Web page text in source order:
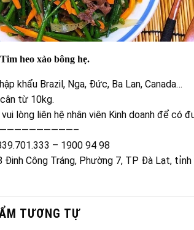
heo xào bông hẹ.
khẩu Brazil, Nga, Đức, Ba Lan, Canada…
từ 10kg.
lòng liên hệ nhân viên Kinh doanh để có
– 1900 94 98
Đinh Công Tráng, Phường 7, TP Đà Lạt,
TƯƠNG TỰ